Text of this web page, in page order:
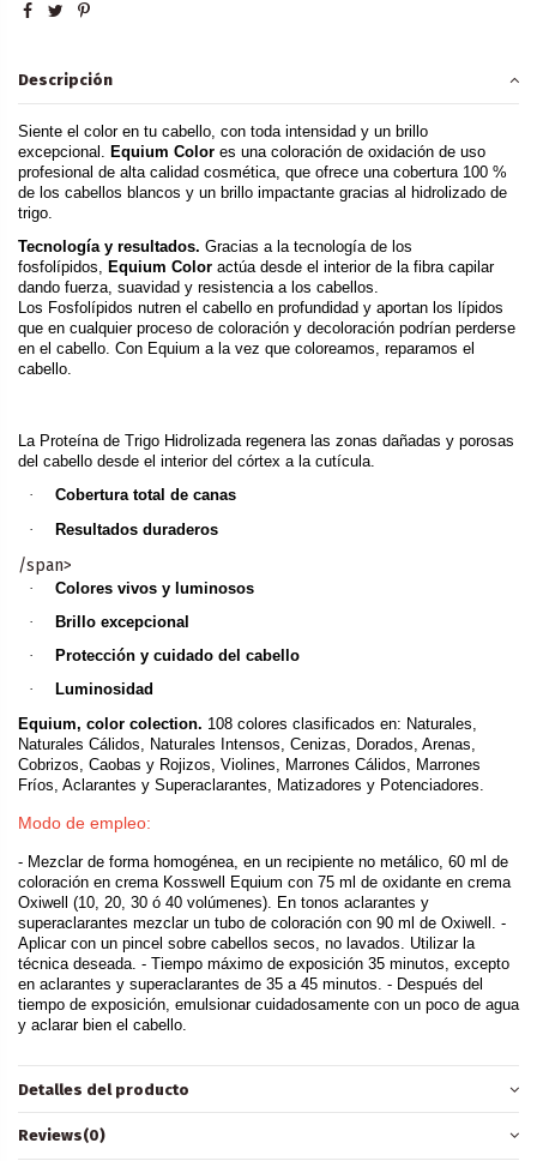
Descripción
Siente el color en tu cabello, con toda intensidad y un brillo
excepcional. Equium Color es una coloración de oxidación de uso
profesional de alta calidad cosmética, que ofrece una cobertura 100 %
de los cabellos blancos y un brillo impactante gracias al hidrolizado de
trigo.
Tecnología y resultados. Gracias a la tecnología de los
fosfolípidos,
Equium Color actúa desde el interior de la fibra capilar
dando fuerza, suavidad y resistencia a los cabellos.
Los Fosfolípidos nutren el cabello en profundidad y aportan los lípidos
que en cualquier proceso de coloración y decoloración podrían perderse
en el cabello. Con Equium a la vez que coloreamos, reparamos el
cabello.
La Proteína de Trigo Hidrolizada regenera las zonas dañadas y porosas
del cabello desde el interior del córtex a la cutícula.
·
Cobertura total de canas
·
Resultados duraderos
/span>
·
Colores vivos y luminosos
·
Brillo excepcional
·
Protección y cuidado del cabello
·
Luminosidad
Equium, color colection. 108 colores clasificados en: Naturales,
Naturales Cálidos, Naturales Intensos, Cenizas, Dorados, Arenas,
Cobrizos, Caobas y Rojizos, Violines, Marrones Cálidos, Marrones
Fríos, Aclarantes y Superaclarantes, Matizadores y Potenciadores.
Modo de empleo:
- Mezclar de forma homogénea, en un recipiente no metálico, 60 ml de
coloración en crema Kosswell Equium con 75 ml de oxidante en crema
Oxiwell (10, 20, 30 ó 40 volúmenes). En tonos aclarantes y
superaclarantes mezclar un tubo de coloración con 90 ml de Oxiwell. -
Aplicar con un pincel sobre cabellos secos, no lavados. Utilizar la
técnica deseada. - Tiempo máximo de exposición 35 minutos, excepto
en aclarantes y superaclarantes de 35 a 45 minutos. - Después del
tiempo de exposición, emulsionar cuidadosamente con un poco de agua
y aclarar bien el cabello.
Detalles del producto
Reviews(0)